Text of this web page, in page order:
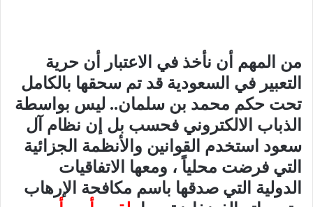
من المهم أن نأخذ في الاعتبار أن حرية
التعبير في السعودية قد تم سحقها بالكامل
تحت حكم محمد بن سلمان.. ليس بواسطة
الذباب الالكتروني فحسب بل إن نظام آل
سعود استخدم القوانين والأنظمة الجزائية
التي فرضت محلياً ، ومعها الاتفاقيات
الدولية التي صدقها باسم مكافحة الإرهاب